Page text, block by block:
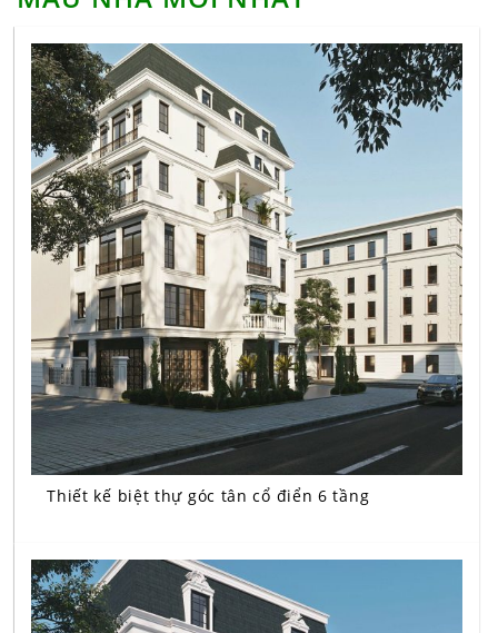
Thiết kế biệt thự góc tân cổ điển 6 tầng